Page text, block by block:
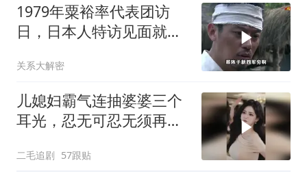
1979年粟裕率代表团访
日，日本人特访见面就喊
关系大解密
儿媳妇霸气连抽婆婆三个
耳光，忍无可忍无须再
二毛追剧 57跟贴